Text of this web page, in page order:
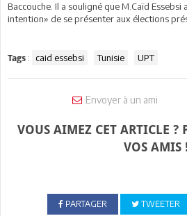
Baccouche. Il a souligné que M.Caïd
intention» de se présenter aux élections
Tags : caid essebsi Tunisie UPT
Envoyer à un ami
VOUS AIMEZ CET ARTICLE ?
VOS AMIS !
PARTAGER TWEETER